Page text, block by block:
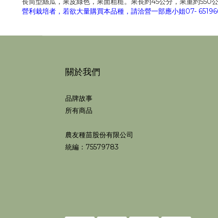
營利栽培者，若欲大量購買本品種，請洽營一部應小姐07-
關於我們
品牌故事
所有商品
農友種苗股份有限公司
統編：75579783